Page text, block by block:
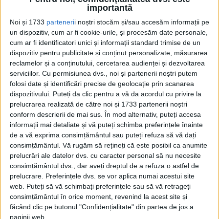
importantă
Noi și 1733 partenerii noștri stocăm și/sau accesăm informații pe
un dispozitiv, cum ar fi cookie-urile, și procesăm date personale,
cum ar fi identificatori unici și informații standard trimise de un
dispozitiv pentru publicitate și conținut personalizate, măsurarea
reclamelor și a conținutului, cercetarea audienței și dezvoltarea
serviciilor. Cu permisiunea dvs., noi și partenerii noștri putem
folosi date și identificări precise de geolocație prin scanarea
dispozitivului. Puteți da clic pentru a vă da acordul cu privire la
prelucrarea realizată de către noi și 1733 partenerii noștri
conform descrierii de mai sus. În mod alternativ, puteți accesa
informații mai detaliate și vă puteți schimba preferințele înainte
de a vă exprima consimțământul sau puteți refuza să vă dați
consimțământul. Vă rugăm să rețineți că este posibil ca anumite
prelucrări ale datelor dvs. cu caracter personal să nu necesite
consimțământul dvs., dar aveți dreptul de a refuza o astfel de
prelucrare. Preferințele dvs. se vor aplica numai acestui site
web. Puteți să vă schimbați preferințele sau să vă retrageți
consimțământul în orice moment, revenind la acest site și
făcând clic pe butonul "Confidențialitate" din partea de jos a
paginii web.
„Faimoasa Maria Bălan, regina spionajului, o Mata Hari a
Cea mai mare revistă de istorie din Europa!.
Media KIT
PORTOFOLIU
Capital
Evenimentul Zilei